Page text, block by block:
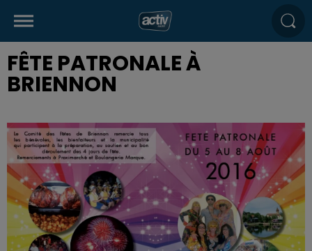
FÊTE PATRONALE À
BRIENNON